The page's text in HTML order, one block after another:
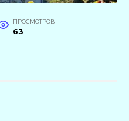
ПРОСМОТРОВ
63